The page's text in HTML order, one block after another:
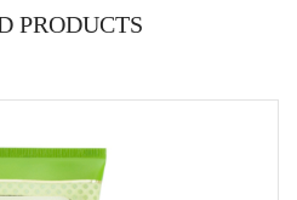
PRODUCTS